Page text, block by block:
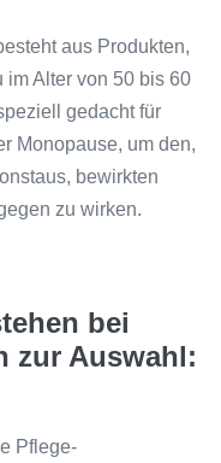
aus Produkten,
im Alter von 50 bis 60
gedacht für
Monopause, um den,
bewirkten
zu wirken.
bei
zur Auswahl:
Pflege-